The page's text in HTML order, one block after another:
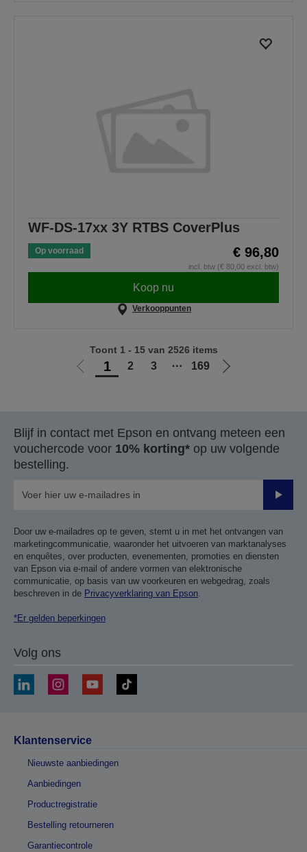
WF-DS-17xx 3Y RTBS CoverPlus
Op voorraad € 96,80
incl. btw (€ 80,00 excl. btw)
Koop nu
Verkooppunten
Ga
1 2 3 ⋯ 169
Ga
pagina
Toont 1 - 15 van 2526 items
Blijf in contact met Epson en ontvang meteen een
vouchercode voor 10% korting* op uw volgende
bestelling.
Door uw e-mailadres op te geven, stemt u in met het ontvangen van
marketingcommunicatie, waaronder het uitvoeren van marktanalyses
en enquêtes, over producten, evenementen, promoties en diensten
van Epson via e-mail of andere vormen van elektronische
communicatie, op basis van uw voorkeuren en webgedrag, zoals
beschreven in de Privacyverklaring van Epson.
*Er gelden beperkingen
Volg ons
Klantenservice
Nieuwste aanbiedingen
Aanbiedingen
Productregistratie
Bestelling retourneren
Garantiecontrole